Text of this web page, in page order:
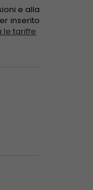
e alla
inserito
le tariffe